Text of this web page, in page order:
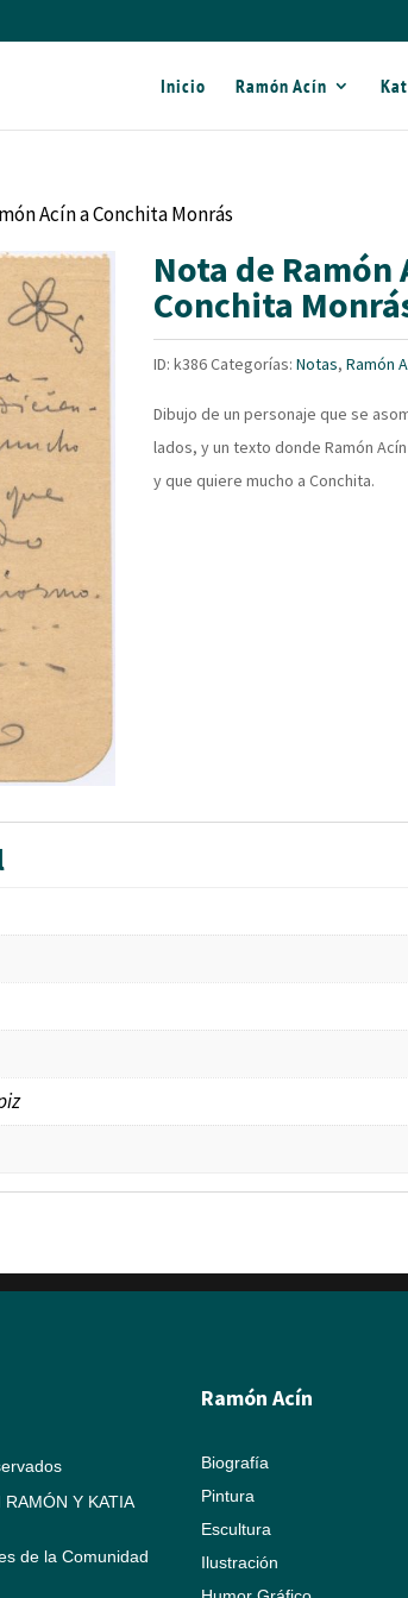
Inicio Ramón Acín
Acín a Conchita Monrás
Nota de Ramón
Conchita
ID:k386Categorías:Notas,Ramón
Dibujo de un personaje que se
lados, y un texto donde Ramón
y que quiere mucho a Conchita.
Y KATIA
de la Comunidad
Ramón Acín
Biografía
Pintura
Escultura
Ilustración